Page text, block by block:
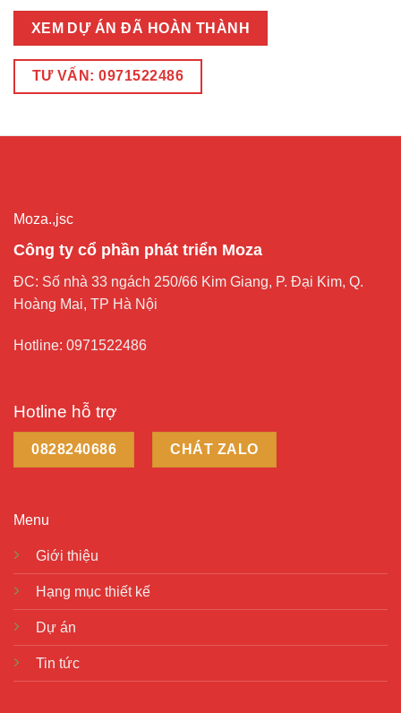
XEM DỰ ÁN ĐÃ HOÀN THÀNH
TƯ VẤN: 0971522486
Moza.,jsc
Công ty cổ phần phát triển Moza
ĐC: Số nhà 33 ngách 250/66 Kim Giang, P. Đại Kim, Q.
Hoàng Mai, TP Hà Nội
Hotline: 0971522486
Menu
Giới thiệu
Hạng mục thiết kế
Dự án
Tin tức
Hotline hỗ trợ
0828240686 CHÁT ZALO